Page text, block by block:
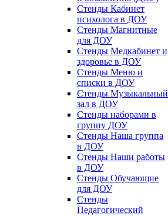
Стенды Кабинет
психолога в ДОУ
Стенды Магнитные
для ДОУ
Стенды Медкабинет и
здоровье в ДОУ
Стенды Меню и
списки в ДОУ
Стенды Музыкальный
зал в ДОУ
Стенды наборами в
группу ДОУ
Стенды Наша группа
в ДОУ
Стенды Наши работы
в ДОУ
Стенды Обучающие
для ДОУ
Стенды
Педагогический